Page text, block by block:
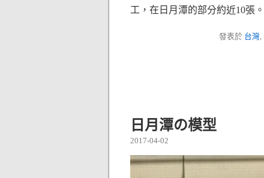
工，在日月潭的部分約近10張。
發表於 台灣,
日月潭の模型
2017-04-02